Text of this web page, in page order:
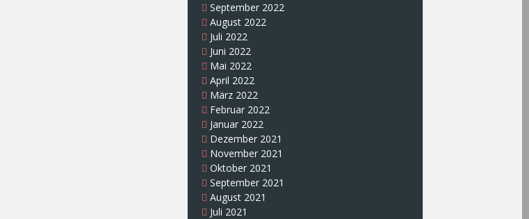
September 2022
August 2022
Juli 2022
Juni 2022
Mai 2022
April 2022
März 2022
Februar 2022
Januar 2022
Dezember 2021
November 2021
Oktober 2021
September 2021
August 2021
Juli 2021